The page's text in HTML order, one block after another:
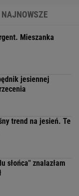
NAJNOWSZE
Mieszanka
jesiennej
trend na jesień. Te
słońca" znalazłam